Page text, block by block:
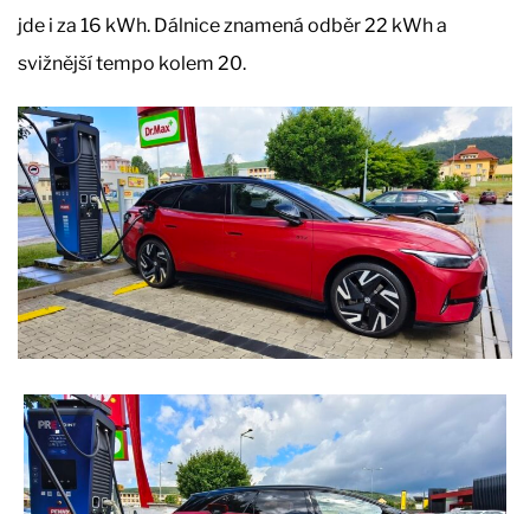
jde i za 16 kWh. Dálnice znamená odběr 22 kWh a
svižnější tempo kolem 20.